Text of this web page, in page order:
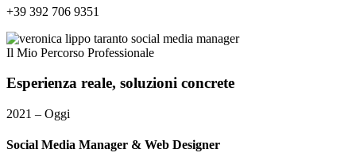
+39 392 706 9351
Il Mio Percorso Professionale
Esperienza reale, soluzioni concrete
2021 – Oggi
Social Media Manager & Web Designer